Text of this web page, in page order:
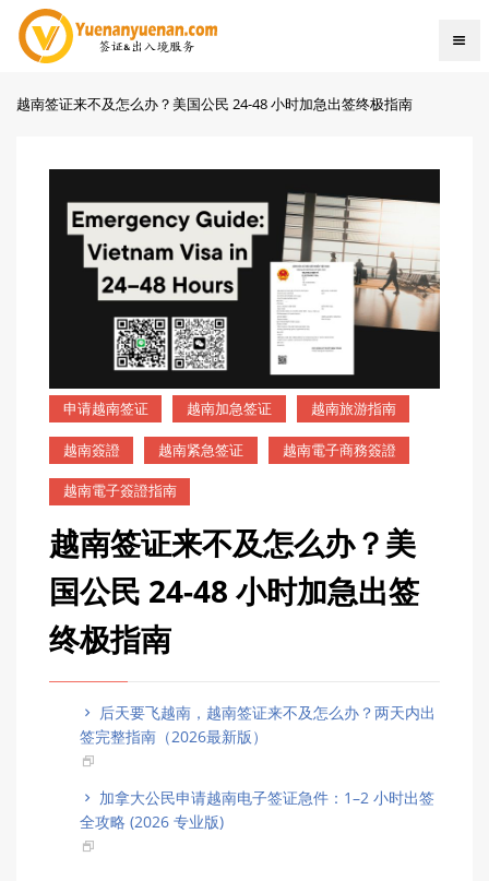
越南签证来不及怎么办？美国公民 24-48 小时加急出签终极指南
申请越南签证 越南加急签证 越南旅游指南
越南簽證 越南紧急签证 越南電子商務簽證
越南電子簽證指南
越南签证来不及怎么办？美
国公民 24-48 小时加急出签
终极指南
后天要飞越南，越南签证来不及怎么办？两天内出
签完整指南（2026最新版）
加拿大公民申请越南电子签证急件：1–2 小时出签
全攻略 (2026 专业版)